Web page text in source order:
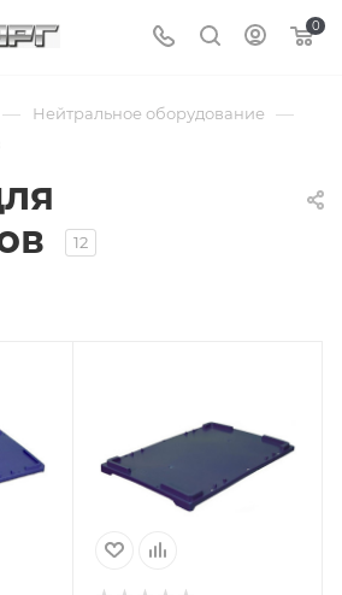
0
— Нейтральное оборудование —
12